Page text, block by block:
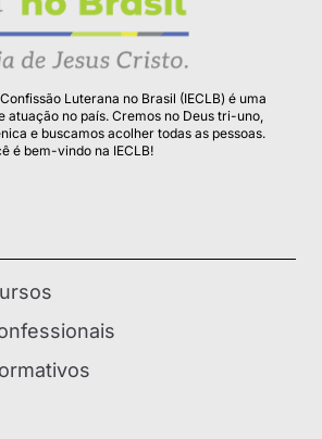
Luterana no Brasil (IECLB) é uma
atuação no país. Cremos no Deus tri-uno,
e buscamos acolher todas as pessoas.
é bem-vindo na IECLB!